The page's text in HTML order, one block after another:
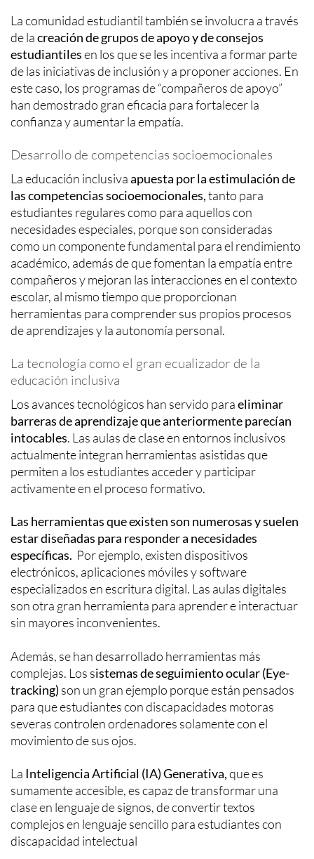
La comunidad estudiantil también se involucra a través
de lacreación de grupos de apoyo y de consejos
estudiantilesen los que se les incentiva a formar parte
de las iniciativas de inclusión y a proponer acciones. En
este caso, los programas de “compañeros de apoyo”
han demostrado gran eficacia para fortalecer la
confianza y aumentar la empatía.
Desarrollo de competencias socioemocionales
La educación inclusivaapuesta por la estimulación de
las competencias socioemocionales,tanto para
estudiantes regulares como para aquellos con
necesidades especiales, porque son consideradas
como un componente fundamental para el rendimiento
académico, además de que fomentan la empatía entre
compañeros y mejoran las interacciones en el contexto
escolar, al mismo tiempo que proporcionan
herramientas para comprender sus propios procesos
de aprendizajes y la autonomía personal.
La tecnología como el gran ecualizador de la
educación inclusiva
Los avances tecnológicos han servido paraeliminar
barreras de aprendizaje que anteriormente parecían
intocables. Las aulas de clase en entornos inclusivos
actualmente integran herramientas asistidas que
permiten a los estudiantes acceder y participar
activamente en el proceso formativo.
Las herramientas que existen son numerosas y suelen
estar diseñadas para responder a necesidades
específicas. Por ejemplo, existen dispositivos
electrónicos, aplicaciones móviles y software
especializados en escritura digital. Las aulas digitales
son otra gran herramienta para aprender e interactuar
sin mayores inconvenientes.
Además, se han desarrollado herramientas más
complejas. Los sistemas de seguimiento ocular (Eye-
tracking) son un gran ejemplo porque están pensados
para que estudiantes con discapacidades motoras
severas controlen ordenadores solamente con el
movimiento de sus ojos.
La Inteligencia Artificial (IA) Generativa,que es
sumamente accesible, es capaz de transformar una
clase en lenguaje de signos, de convertir textos
complejos en lenguaje sencillo para estudiantes con
discapacidad intelectual